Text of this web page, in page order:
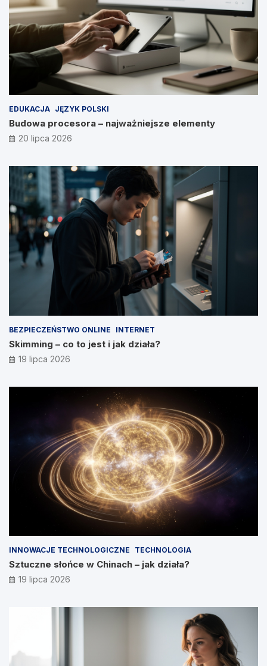
EDUKACJA JĘZYK POLSKI
Budowa procesora – najważniejsze elementy
20 lipca 2026
BEZPIECZEŃSTWO ONLINE INTERNET
Skimming – co to jest i jak działa?
19 lipca 2026
INNOWACJE TECHNOLOGICZNE TECHNOLOGIA
Sztuczne słońce w Chinach – jak działa?
19 lipca 2026